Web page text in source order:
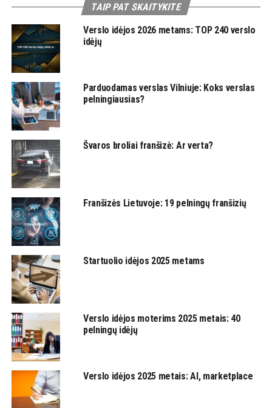
TAIP PAT SKAITYKITE
Verslo idėjos 2026 metams: TOP 240 verslo
idėjų
Parduodamas verslas Vilniuje: Koks verslas
pelningiausias?
Švaros broliai franšizė: Ar verta?
Franšizės Lietuvoje: 19 pelningų franšizių
Startuolio idėjos 2025 metams
Verslo idėjos moterims 2025 metais: 40
pelningų idėjų
Verslo idėjos 2025 metais: AI, marketplace